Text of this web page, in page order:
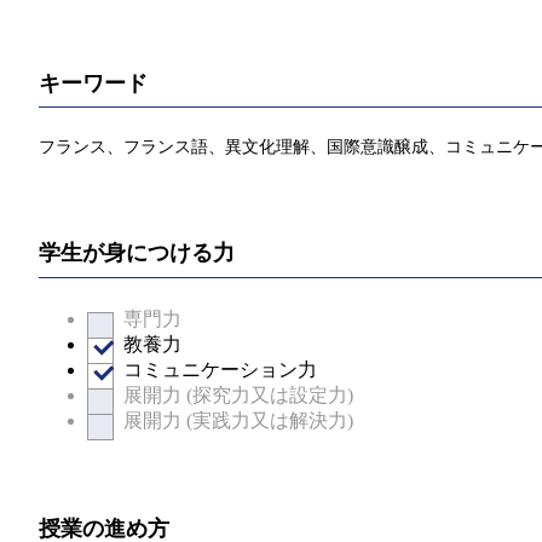
キーワード
フランス、フランス語、異文化理解、国際意識醸成、コミュニケ
学生が身につける力
専門力
教養力
コミュニケーション力
展開力 (探究力又は設定力)
展開力 (実践力又は解決力)
授業の進め方